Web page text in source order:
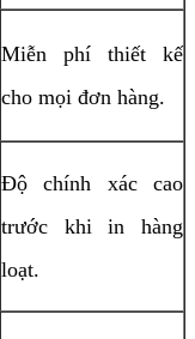
Miễn phí thiết kế
cho mọi đơn hàng.
Độ chính xác cao
trước khi in hàng
loạt.